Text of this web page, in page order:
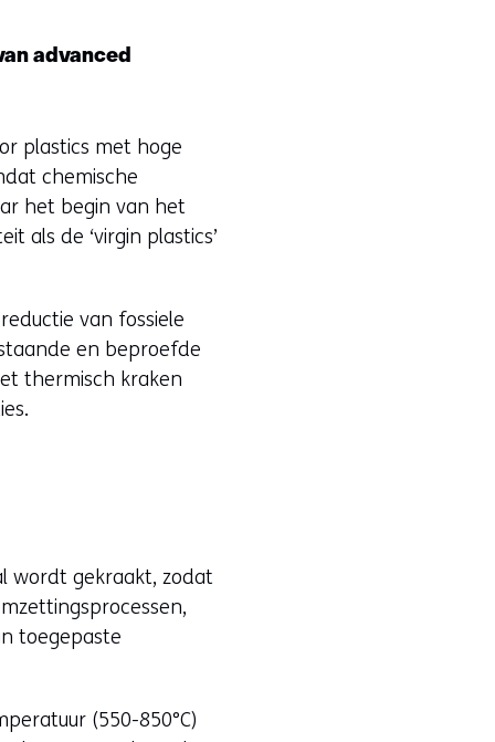
advanced
plastics met hoge
chemische
het begin van het
als de ‘virgin plastics’
van fossiele
en beproefde
thermisch kraken
wordt gekraakt, zodat
toegepaste
(550-850°C)